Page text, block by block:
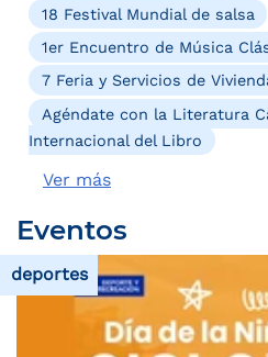
18 Festival Mundial de salsa
1er Encuentro de Música
7 Feria y Servicios de
Agéndate con la Literatura
Internacional del Libro
Ver más
Eventos
deportes